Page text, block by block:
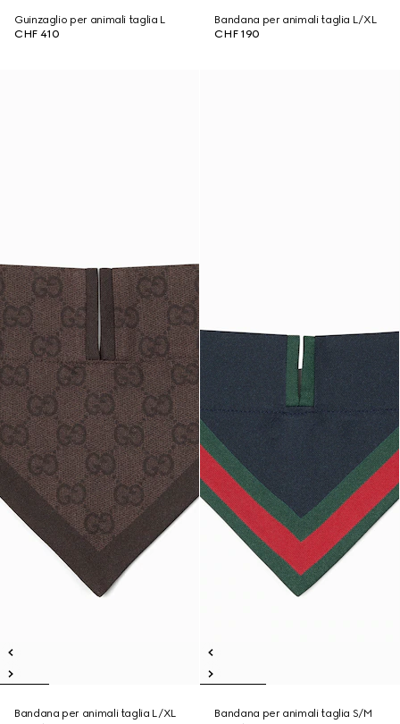
Guinzaglio per animali taglia L
CHF 410
Bandana per animali taglia L/XL
CHF 190
Bandana per animali taglia L/XL
Bandana per animali taglia S/M